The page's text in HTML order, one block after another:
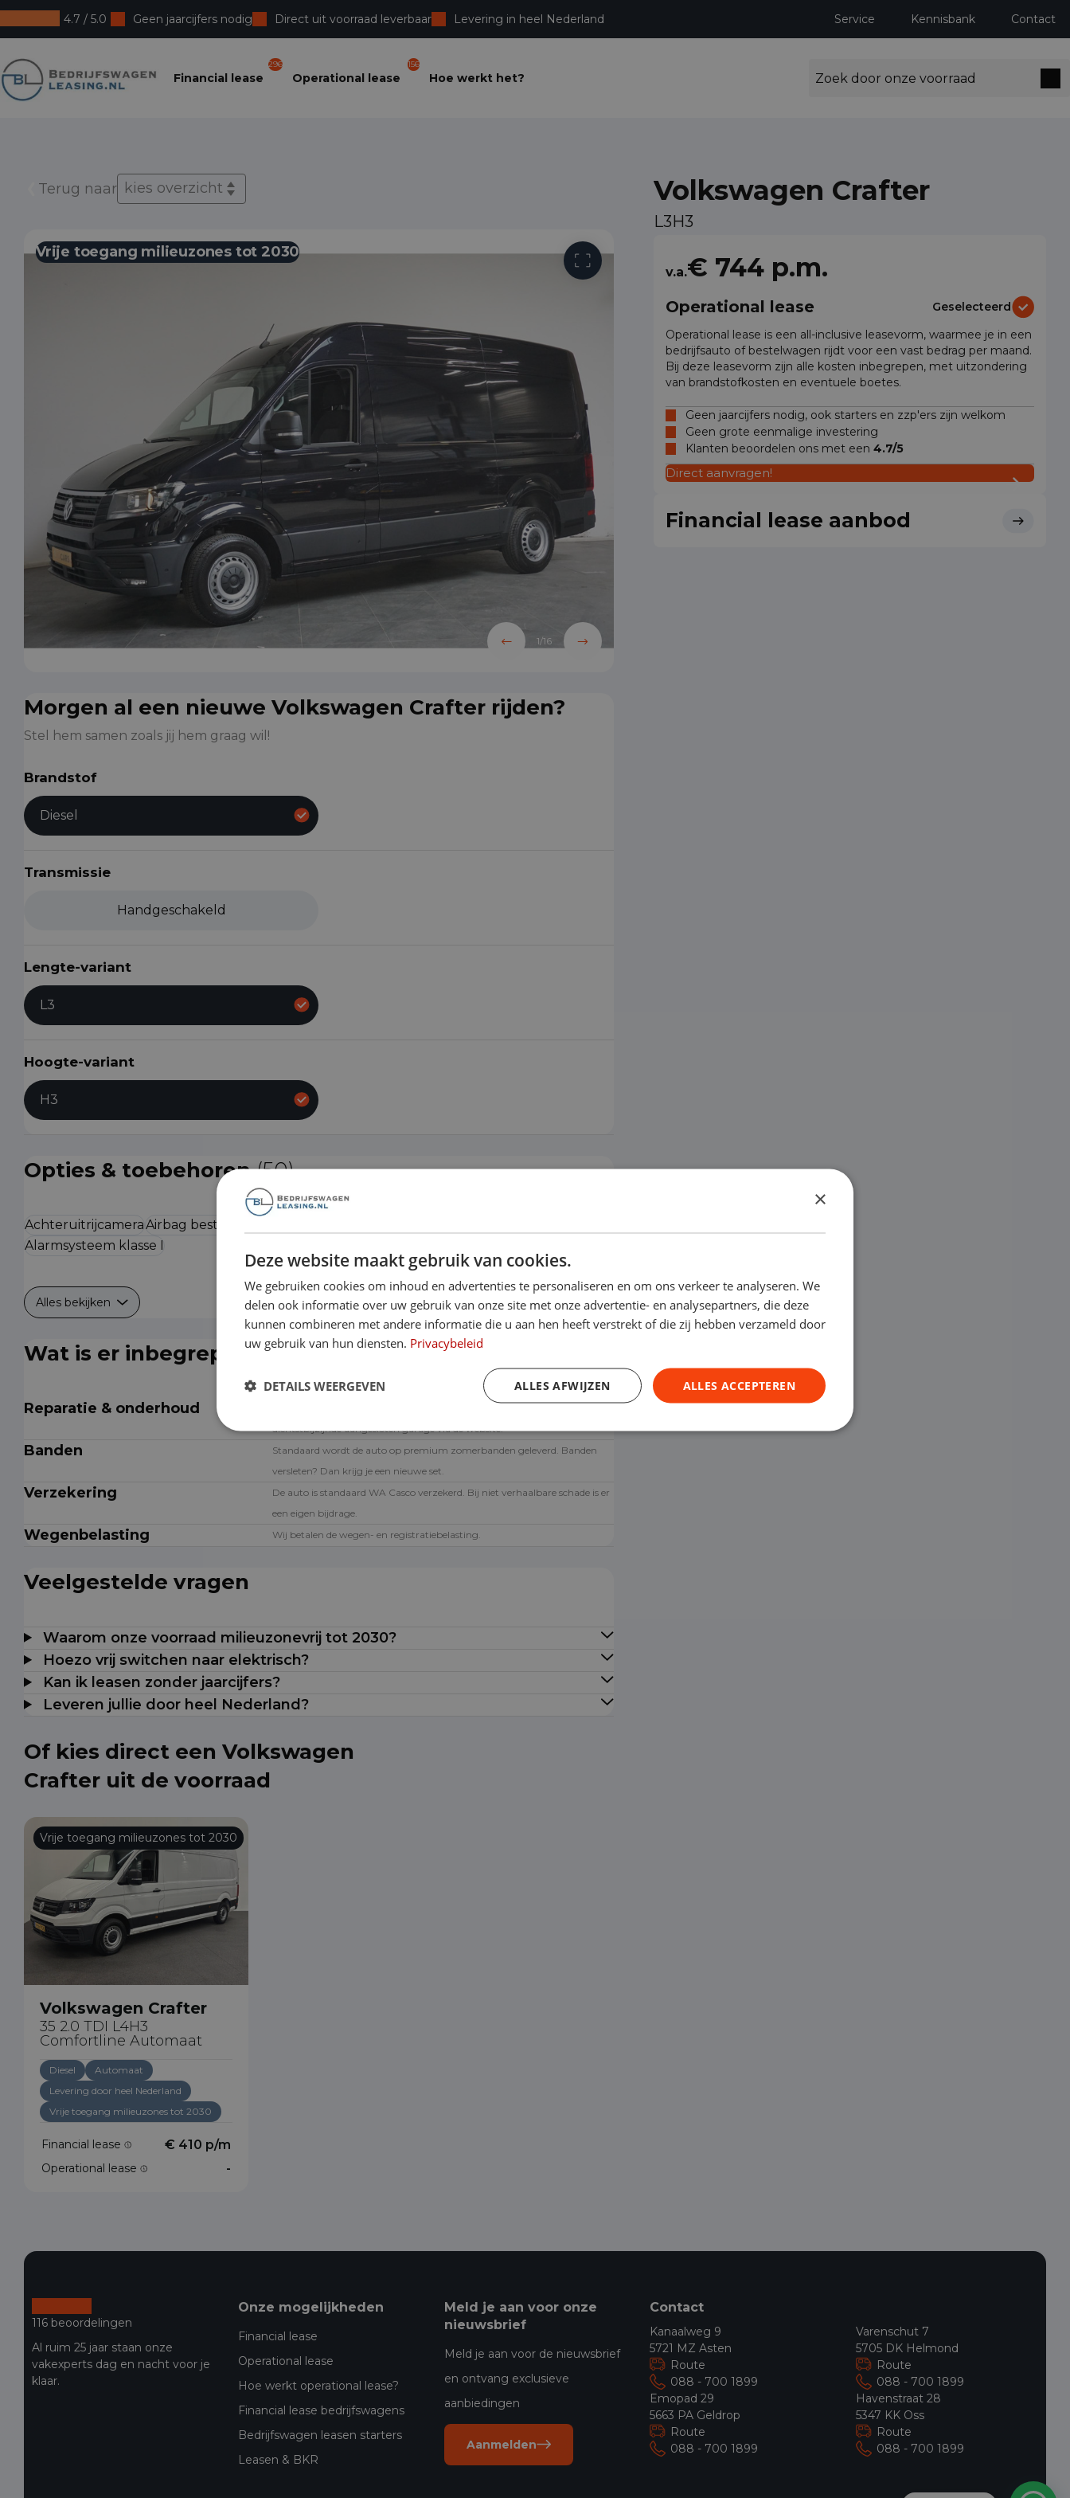
4.7 / 5.0 Geen jaarcijfers nodig Direct uit voorraad leverbaar Levering in heel Nederland Service Kennisbank Contact
Bedrijfswagenleasing
Financial lease
296
Operational lease
156
Hoe werkt het?
Terug naar kies overzicht
Vrije toegang milieuzones tot 2030
1/16
Morgen al een nieuwe Volkswagen Crafter rijden?
Stel hem samen zoals jij hem graag wil!
Brandstof
Diesel
Transmissie
Handgeschakeld
Lengte-variant
L3
Hoogte-variant
H3
Opties & toebehoren(50)
AchteruitrijcameraAirbag bestuurder
Alarmsysteem klasse I
Alles bekijken
Wat is er inbegrepen?
Reparatie & onderhoud
dichtstbijzijnde aangesloten garage via de website.
Banden
Standaard wordt de auto op premium zomerbanden geleverd. Banden
versleten? Dan krijg je een nieuwe set.
Verzekering
De auto is standaard WA Casco verzekerd. Bij niet verhaalbare schade is er
een eigen bijdrage.
Wegenbelasting Wij betalen de wegen- en registratiebelasting.
Veelgestelde vragen
Waarom onze voorraad milieuzonevrij tot 2030?
Hoezo vrij switchen naar elektrisch?
Kan ik leasen zonder jaarcijfers?
Leveren jullie door heel Nederland?
Of kies direct een Volkswagen
Crafter uit de voorraad
Vrije toegang milieuzones tot 2030
Volkswagen Crafter
35 2.0 TDI L4H3
Comfortline Automaat
Diesel
Automaat
Levering door heel Nederland
Vrije toegang milieuzones tot 2030
Financial lease € 410 p/m
Operational lease -
Volkswagen Crafter
L3H3
v.a.€ 744 p.m.
Operational lease
Geselecteerd
Operational lease is een all-inclusive leasevorm, waarmee je in een
bedrijfsauto of bestelwagen rijdt voor een vast bedrag per maand.
Bij deze leasevorm zijn alle kosten inbegrepen, met uitzondering
van brandstofkosten en eventuele boetes.
Geen jaarcijfers nodig, ook starters en zzp'ers zijn welkom
Geen grote eenmalige investering
Klanten beoordelen ons met een 4.7/5
Direct aanvragen!
Financial lease aanbod
116 beoordelingen
Al ruim 25 jaar staan onze
vakexperts dag en nacht voor je
klaar.
Onze mogelijkheden
Financial lease
Operational lease
Hoe werkt operational lease?
Financial lease bedrijfswagens
Bedrijfswagen leasen starters
Leasen & BKR
Meld je aan voor onze
nieuwsbrief
Meld je aan voor de nieuwsbrief
en ontvang exclusieve
aanbiedingen
Aanmelden
Contact
Kanaalweg 9
5721 MZ Asten
Route
088 - 700 1899
Emopad 29
5663 PA Geldrop
Route
088 - 700 1899
Varenschut 7
5705 DK Helmond
Route
088 - 700 1899
Havenstraat 28
5347 KK Oss
Route
088 - 700 1899
×
Deze website maakt gebruik van cookies.
We gebruiken cookies om inhoud en advertenties te personaliseren en om ons verkeer te analyseren. We
delen ook informatie over uw gebruik van onze site met onze advertentie- en analysepartners, die deze
kunnen combineren met andere informatie die u aan hen heeft verstrekt of die zij hebben verzameld door
uw gebruik van hun diensten. Privacybeleid
ALLES ACCEPTEREN
ALLES AFWIJZEN
DETAILS WEERGEVEN